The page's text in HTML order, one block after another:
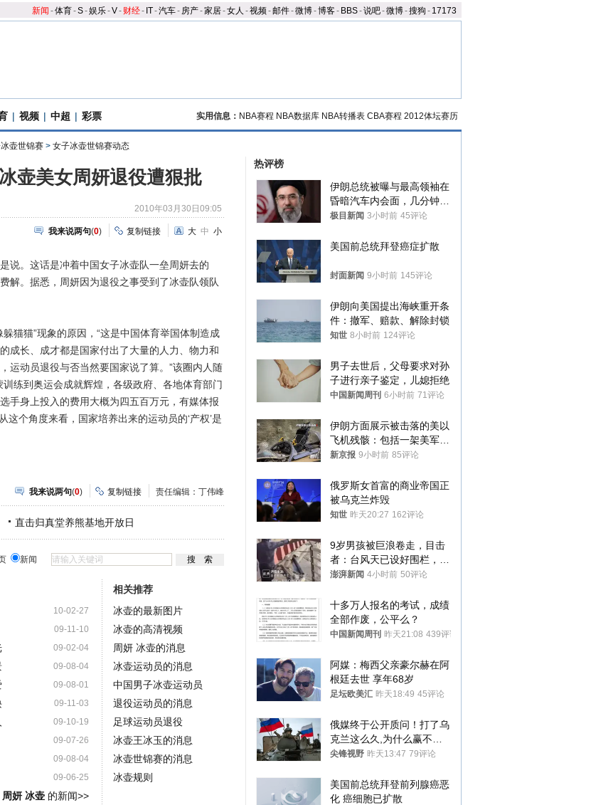
新闻 -体育-S-娱乐-V- 财经- IT-汽车- 房产-家居-女人 -视频-邮件-微博-博客- BBS-说吧-微博-搜狗 - 17173
| 视频 | 中超 | 彩票 实用信息： NBA赛程 NBA数据库 NBA转播表 CBA赛程 2012体坛赛历
壶世锦赛 > 女子冰壶世锦赛动态
壶美女周妍退役遭狠批
2010年03月30日09:05
我来说两句(0) 复制链接 大 中 小
。这话是冲着中国女子冰壶队一垒周妍去的
。据悉，周妍因为退役之事受到了冰壶队领队
猫”现象的原因，“这是中国体育举国体制造成
成长、成才都是国家付出了大量的人力、物力和
运动员退役与否当然要国家说了算。”该圈内人随
练到奥运会成就辉煌，各级政府、各地体育部门
手身上投入的费用大概为四五百万元，有媒体报
个角度来看，国家培养出来的运动员的‘产权’是
我来说两句(0) 复制链接 责任编辑：丁伟峰
直击归真堂养熊基地开放日
新闻
10-02-27
09-11-10
09-02-04
09-08-04
09-08-01
09-11-03
09-10-19
09-07-26
09-08-04
09-06-25
周妍 冰壶的新闻>>
相关推荐
冰壶的最新图片
冰壶的高清视频
周妍 冰壶的消息
冰壶运动员的消息
中国男子冰壶运动员
退役运动员的消息
足球运动员退役
冰壶王冰玉的消息
冰壶世锦赛的消息
冰壶规则
热评榜
伊朗总统被曝与最高领袖在
昏暗汽车内会面，几分钟里
只能靠声音交谈难辨真假
极目新闻 3小时前 45评论
美国前总统拜登癌症扩散
封面新闻 9小时前 145评论
伊朗向美国提出海峡重开条
件：撤军、赔款、解除封锁
知世 8小时前 124评论
男子去世后，父母要求对孙
子进行亲子鉴定，儿媳拒绝
中国新闻周刊 6小时前 71评论
伊朗方面展示被击落的美以
飞机残骸：包括一架美军F-
15战斗机残骸以及多架无人
新京报 9小时前 85评论
俄罗斯女首富的商业帝国正
被乌克兰炸毁
知世 昨天20:27 162评论
9岁男孩被巨浪卷走，目击
者：台风天已设好围栏，一
家四口翻入时保安曾喊话劝
澎湃新闻 4小时前 50评论
十多万人报名的考试，成绩
全部作废，公平么？
中国新闻周刊 昨天21:08 439评论
阿媒：梅西父亲豪尔赫在阿
根廷去世 享年68岁
足坛欧美汇 昨天18:49 45评论
俄媒终于公开质问！打了乌
克兰这么久,为什么赢不了?
答案令人沉默
尖锋视野 昨天13:47 79评论
美国前总统拜登前列腺癌恶
化 癌细胞已扩散